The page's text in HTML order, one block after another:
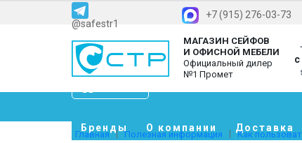
@safestr1
+7 (915) 276-03-73
МАГАЗИН СЕЙФОВ
И ОФИСНОЙ МЕБЕЛИ
Официальный дилер
№1 Промет
Бренды О компании Доставка
Главная Полезная информация Как